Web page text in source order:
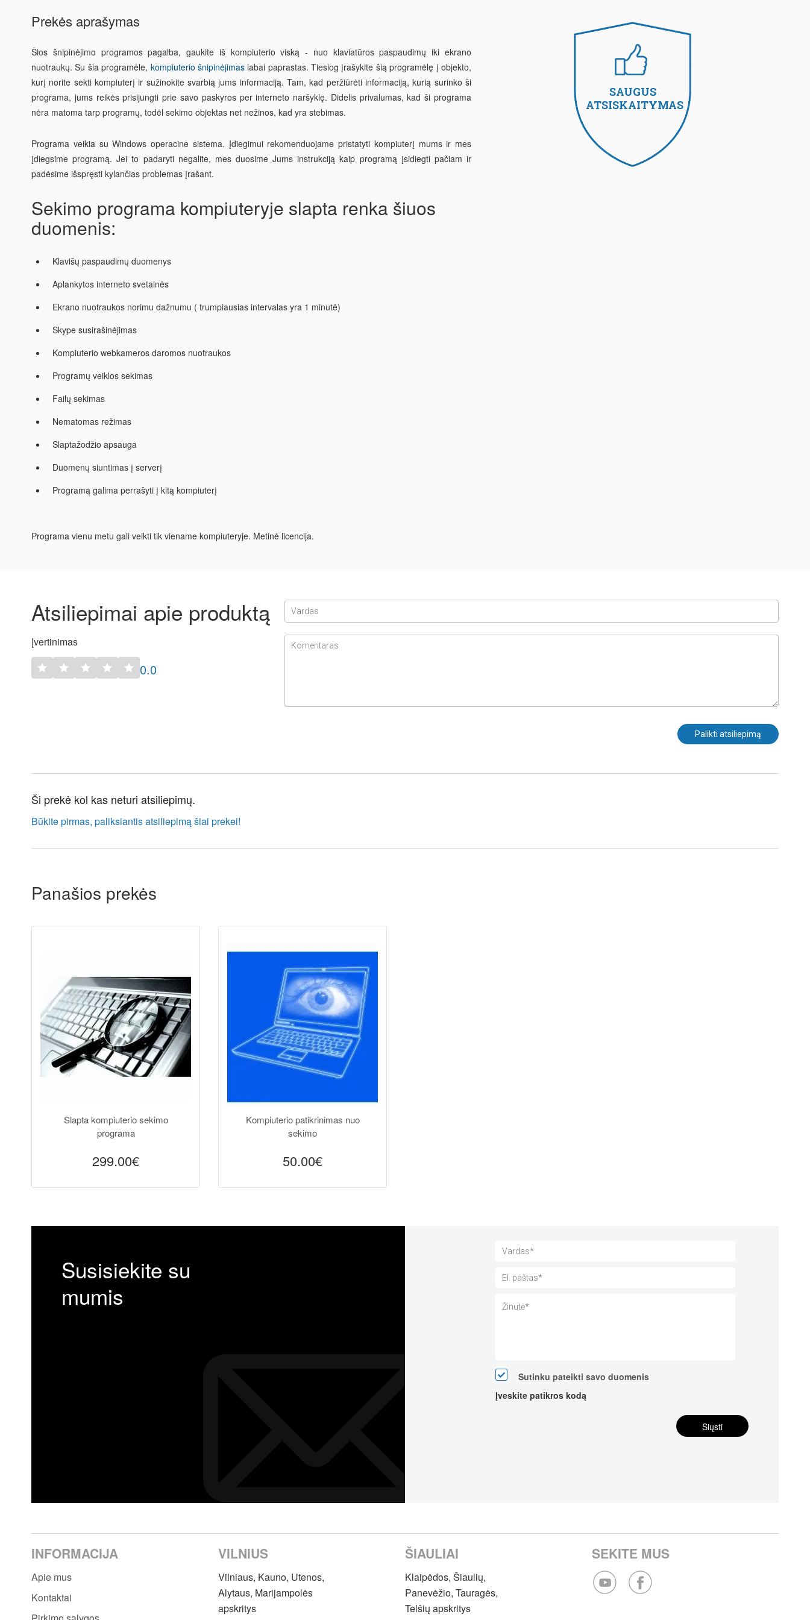
Prekės aprašymas
Šios šnipinėjimo programospagalba, gaukite iš kompiuterio viską - nuo klaviatūros paspaudimų iki ekrano
nuotraukų. Su šia programėle, kompiuterio šnipinėjimaslabai paprastas. Tiesiog įrašykite šią programėlę į objekto,
kurį norite sekti kompiuterį ir sužinokite svarbią jums informaciją. Tam, kad peržiūrėti informaciją, kurią surinko ši
programa, jums reikės prisijungti prie savo paskyros per interneto naršyklę. Didelis privalumas, kad ši programa
nėra matoma tarp programų, todėl sekimo objektas net nežinos, kad yra stebimas.
Programa veikia su Windows operacine sistema. Įdiegimui rekomenduojame pristatyti kompiuterį mums ir mes
įdiegsime programą. Jei to padaryti negalite, mes duosime Jums instrukciją kaip programą įsidiegti pačiam ir
padėsime išspręsti kylančias problemas įrašant.
Sekimo programa kompiuteryje slapta renka šiuos
duomenis:
Klavišų paspaudimų duomenys
Aplankytos interneto svetainės
Ekrano nuotraukos norimu dažnumu ( trumpiausias intervalas yra 1 minutė)
Skype susirašinėjimas
Kompiuterio webkameros daromos nuotraukos
Programų veiklos sekimas
Failų sekimas
Nematomas režimas
Slaptažodžio apsauga
Duomenų siuntimas į serverį
Programą galima perrašyti į kitą kompiuterį
Programa vienu metu gali veikti tik viename kompiuteryje. Metinė licencija.
SAUGUS
ATSISKAITYMAS
Atsiliepimai apie produktą
Įvertinimas
0.0
Ši prekė kol kas neturi atsiliepimų.
Būkite pirmas, paliksiantis atsiliepimą šiai prekei!
Panašios prekės
Slapta kompiuterio sekimo
programa
299.00€
Kompiuterio patikrinimas nuo
sekimo
50.00€
Susisiekite su
mumis
Sutinku pateikti savo duomenis
Įveskite patikros kodą
INFORMACIJA
Apie mus
Kontaktai
VILNIUS
Vilniaus, Kauno, Utenos,
Alytaus, Marijampolės
apskritys
ŠIAULIAI
Klaipėdos, Šiaulių,
Panevėžio, Tauragės,
Telšių apskritys
SEKITE MUS